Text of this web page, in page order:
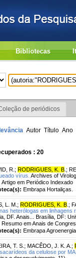
Bibliotecas
de periódicos
Autor Título Ano
: 20
R. ; RODRIGUES, K. B ;
vírus. Archives of
Artigo em Periódico Indexado
Embrapa Hortaliças.
L. M. ; RODRIGUES, K. B ;
heterólogas em linhagens
DF. Anais... Brasília, DF:
Resumo em Anais de
Embrapa
T. S. ; MACÊDO, J. K. A. ;
da celulose por